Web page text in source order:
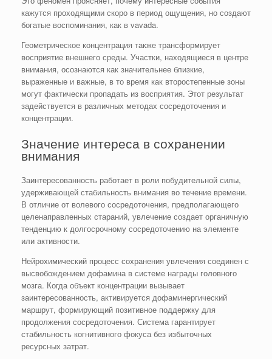
кажутся проходящими скоро в период ощущения, но создают
богатые воспоминания, как в vavada.
Геометрическое концентрация также трансформирует
восприятие внешнего среды. Участки, находящиеся в центре
внимания, осознаются как значительнее близкие,
выраженные и важные, в то время как второстепенные зоны
могут фактически пропадать из восприятия. Этот результат
задействуется в различных методах сосредоточения и
концентрации.
Значение интереса в сохранении
внимания
Заинтересованность работает в роли побудительной силы,
удерживающей стабильность внимания во течение времени.
В отличие от волевого сосредоточения, предполагающего
целенаправленных стараний, увлечение создает органичную
тенденцию к долгосрочному сосредоточению на элементе
или активности.
Нейрохимический процесс сохранения увлечения соединен с
высвобождением дофамина в системе награды головного
мозга. Когда объект концентрации вызывает
заинтересованность, активируется дофаминергический
маршрут, формирующий позитивное поддержку для
продолжения сосредоточения. Система гарантирует
стабильность когнитивного фокуса без избыточных
ресурсных затрат.